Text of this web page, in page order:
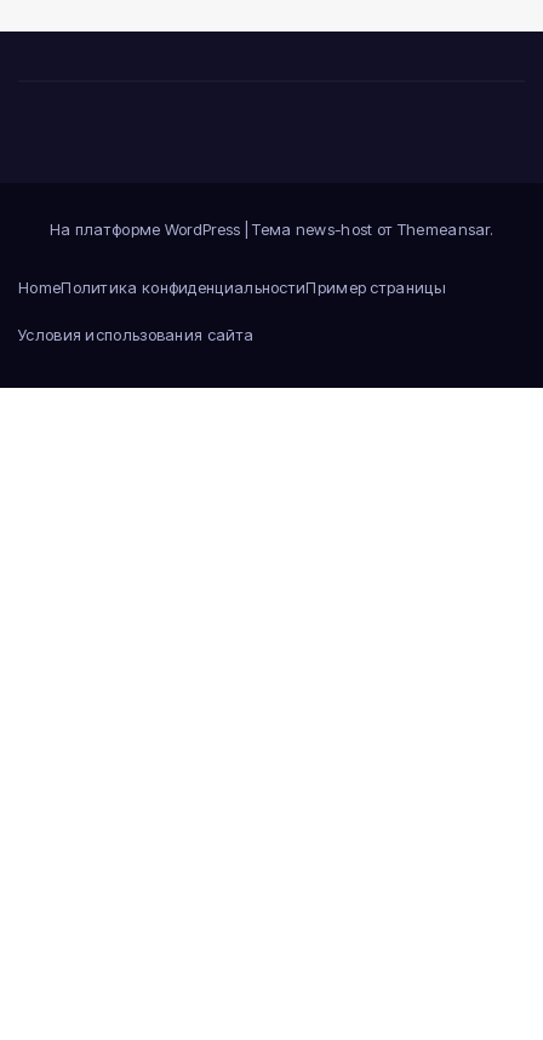
На платформе WordPress |Тема news-host от Themeansar.
HomeПолитика конфиденциальностиПример страницы
Условия использования сайта